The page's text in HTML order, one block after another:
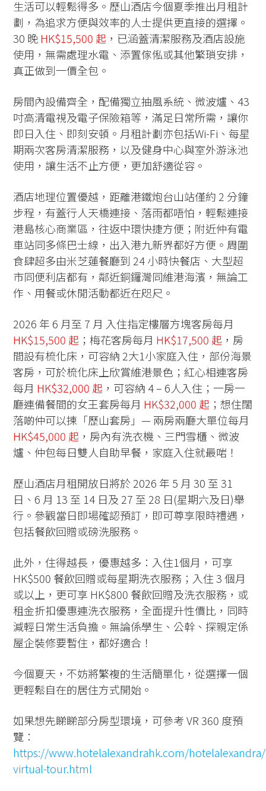
生活可以輕鬆得多。歷山酒店今個夏季推出月租計
劃，為追求方便與效率的人士提供更直接的選擇。
30 晚HK$15,500 起 ，已涵蓋清潔服務及酒店設施
使用，無需處理水電、添置傢俬或其他繁瑣安排，
真正做到一價全包。
房間內設備齊全，配備獨立抽風系統、微波爐、43
吋高清電視及電子保險箱等，滿足日常所需，讓你
即日入住、即刻安頓。月租計劃亦包括Wi-Fi、每星
期兩次客房清潔服務，以及健身中心與室外游泳池
使用，讓生活不止方便，更加舒適從容。
酒店地理位置優越，距離港鐵炮台山站僅約 2 分鐘
步程，有蓋行人天橋連接、落雨都唔怕，輕鬆連接
港島核心商業區，往返中環快捷方便；附近仲有電
車站同多條巴士線，出入港九新界都好方便。周圍
食肆超多由米芝蓮餐廳到 24 小時快餐店、大型超
市同便利店都有，鄰近銅鑼灣同維港海濱，無論工
作、用餐或休閒活動都近在咫尺。
2026 年 6 月至 7 月 入住指定樓層方塊客房每月
HK$15,500 起 ；梅花客房每月 HK$17,500 起 ，房
間設有梳化床，可容納 2大1小家庭入住，部份海景
客房，可於梳化床上欣賞維港景色；紅心相連客房
每月 HK$32,000 起 ，可容納 4 – 6人入住；一房一
廳連備餐間的女王套房每月 HK$32,000 起 ；想住闊
落啲仲可以揀「歷山套房」— 兩房兩廳大單位每月
HK$45,000 起 ，房內有洗衣機、三門雪櫃、微波
爐、仲包每日雙人自助早餐，家庭入住就最啱！
歷山酒店月租開放日將於 2026 年 5 月 30 至 31
日、6 月 13 至 14 日及 27 至 28 日(星期六及日)舉
行。參觀當日即場確認預訂，即可尊享限時禮遇，
包括餐飲回贈或磅洗服務。
此外，住得越長，優惠越多：入住1個月，可享
HK$500 餐飲回贈或每星期洗衣服務；入住 3 個月
或以上，更可享 HK$800 餐飲回贈及洗衣服務，或
租金折扣優惠連洗衣服務，全面提升性價比，同時
減輕日常生活負擔。無論係學生、公幹、探親定係
屋企裝修要暫住，都好適合！
今個夏天，不妨將繁複的生活簡單化，從選擇一個
更輕鬆自在的居住方式開始。
如果想先睇睇部分房型環境，可參考 VR 360 度預
覽：
https://www.hotelalexandrahk.com/
virtual-tour.html